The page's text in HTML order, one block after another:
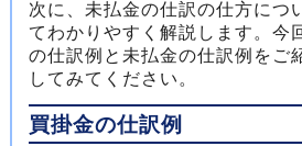
次に、未払金の仕訳の仕方につ
てわかりやすく解説します。今
の仕訳例と未払金の仕訳例をご
してみてください。
買掛金の仕訳例